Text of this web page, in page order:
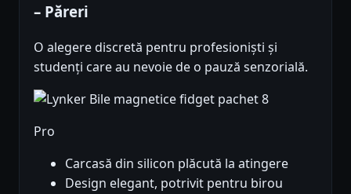
– Păreri
O alegere discretă pentru profesioniști și
studenți care au nevoie de o pauză senzorială.
Pro
Carcasă din silicon plăcută la atingere
Design elegant, potrivit pentru birou